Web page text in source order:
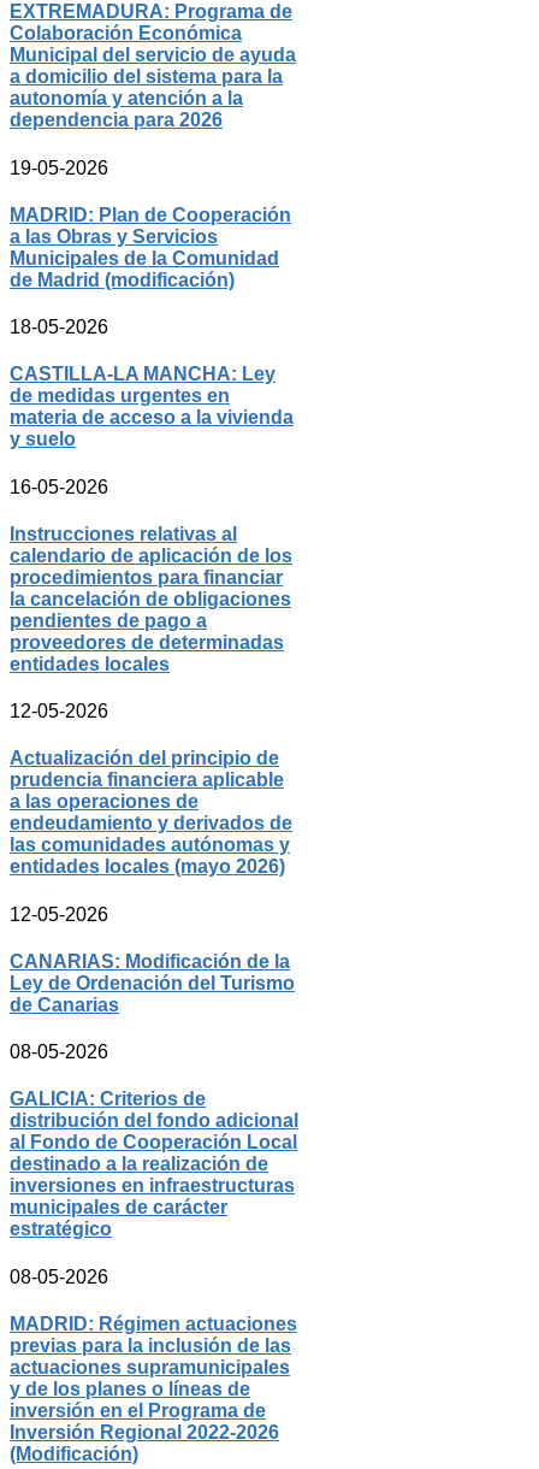
EXTREMADURA: Programa de
Colaboración Económica
Municipal del servicio de ayuda
a domicilio del sistema para la
autonomía y atención a la
dependencia para 2026
19-05-2026
MADRID: Plan de Cooperación
a las Obras y Servicios
Municipales de la Comunidad
de Madrid (modificación)
18-05-2026
CASTILLA-LA MANCHA: Ley
de medidas urgentes en
materia de acceso a la vivienda
y suelo
16-05-2026
Instrucciones relativas al
calendario de aplicación de los
procedimientos para financiar
la cancelación de obligaciones
pendientes de pago a
proveedores de determinadas
entidades locales
12-05-2026
Actualización del principio de
prudencia financiera aplicable
a las operaciones de
endeudamiento y derivados de
las comunidades autónomas y
entidades locales (mayo 2026)
12-05-2026
CANARIAS: Modificación de la
Ley de Ordenación del Turismo
de Canarias
08-05-2026
GALICIA: Criterios de
distribución del fondo adicional
al Fondo de Cooperación Local
destinado a la realización de
inversiones en infraestructuras
municipales de carácter
estratégico
08-05-2026
MADRID: Régimen actuaciones
previas para la inclusión de las
actuaciones supramunicipales
y de los planes o líneas de
inversión en el Programa de
Inversión Regional 2022-2026
(Modificación)